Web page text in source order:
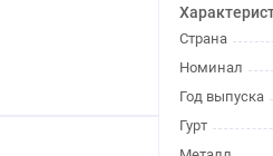
Страна
Номинал
Год выпуска
Гурт